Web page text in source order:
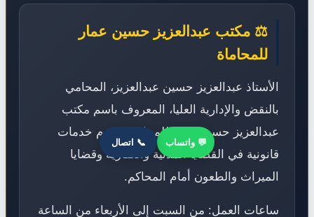
⚖️ مكتب عبدالعزيز حسين عمار
للمحاماة
الأستاذ عبدالعزيز حسين عبدالعزيز، المحامي
بالنقض والإدارية العليا، المعروف باسم مكتب
عبدالعزيز حسين عمار للمحاماة، يقدم خدمات
قانونية في القضايا المدنية والعقارية وقضايا
الميراث والطعون أمام المحاكم.
ساعات العمل: من السبت إلى الأربعاء من الساعة
💬 واتساب 📞 اتصال